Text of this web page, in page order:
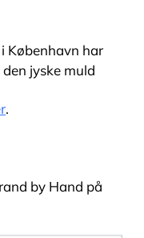
København har
jyske muld
.
by Hand på